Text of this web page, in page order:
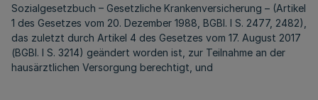
Sozialgesetzbuch – Gesetzliche Krankenversicherung – (Artikel
1 des Gesetzes vom 20. Dezember 1988, BGBl. I S. 2477, 2482),
das zuletzt durch Artikel 4 des Gesetzes vom 17. August 2017
(BGBl. I S. 3214) geändert worden ist, zur Teilnahme an der
hausärztlichen Versorgung berechtigt, und